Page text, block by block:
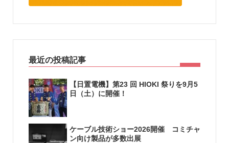
最近の投稿記事
【日置電機】第23 回 HIOKI 祭りを9月5
日（土）に開催！
ケーブル技術ショー2026開催 コミチャ
ン向け製品が多数出展